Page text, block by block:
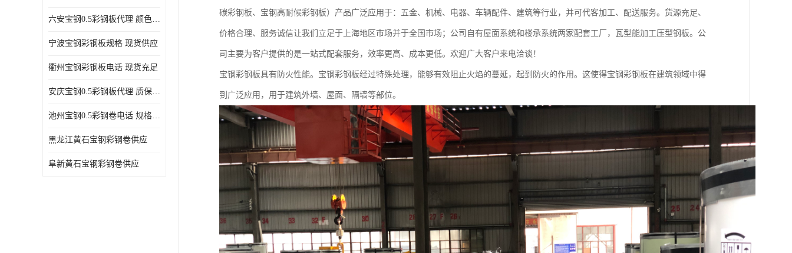
六安宝钢0.5彩钢板代理 颜色定制
宁波宝钢彩钢板规格 现货供应
衢州宝钢彩钢板电话 现货充足
安庆宝钢0.5彩钢板代理 质保十年起
池州宝钢0.5彩钢卷电话 规格多样
黑龙江黄石宝钢彩钢卷供应
阜新黄石宝钢彩钢卷供应
碳彩钢板、宝钢高耐候彩钢板）产品广泛应用于：五金、机械、电器、车辆配件、建筑等行业，并可代客加工、配送服务。货源充足、
价格合理、服务诚信让我们立足于上海地区市场并于全国市场；公司自有屋面系统和楼承系统两家配套工厂，瓦型能加工压型钢板。公
司主要为客户提供的是一站式配套服务，效率更高、成本更低。欢迎广大客户来电洽谈！
宝钢彩钢板具有防火性能。宝钢彩钢板经过特殊处理，能够有效阻止火焰的蔓延，起到防火的作用。这使得宝钢彩钢板在建筑领域中得
到广泛应用，用于建筑外墙、屋面、隔墙等部位。